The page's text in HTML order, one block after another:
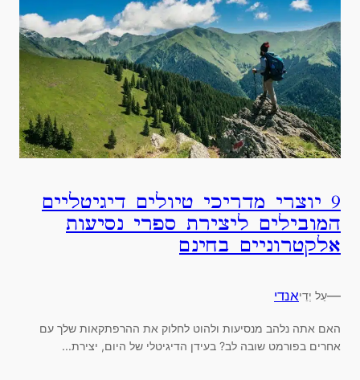
9 יוצרי מדריכי טיולים דיגיטליים
המובילים ליצירת ספרי נסיעות
אלקטרוניים בחינם
—עַל יְדֵיאנדי
האם אתה נלהב מנסיעות ולהוט לחלוק את ההרפתקאות שלך עם
אחרים בפורמט שובה לב? בעידן הדיגיטלי של היום, יצירת...